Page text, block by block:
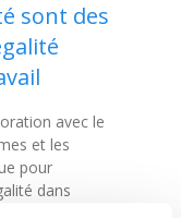
sont des
avec le
et les
pour
dans